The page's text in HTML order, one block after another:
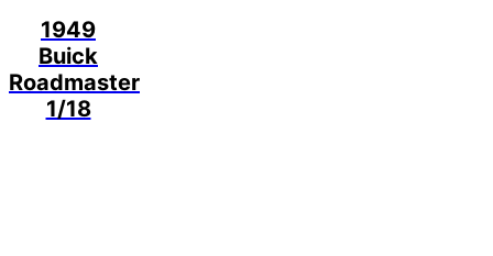
1949
Buick
Roadmaster
1/18